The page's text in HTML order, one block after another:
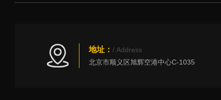
地址： / Address
北京市顺义区旭辉空港中心C-1035